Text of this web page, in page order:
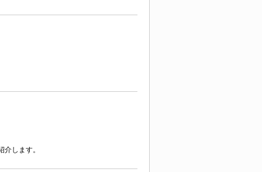
します。